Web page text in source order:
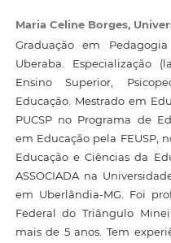
Maria Celine Borges,
Graduação em
Uberaba. Especialização
Ensino Superior,
Educação. Mestrado em
PUCSP no Programa de
em Educação pela FEUSP,
Educação e Ciências da
ASSOCIADA na
em Uberlândia-MG. Foi
Federal do Triângulo
mais de 5 anos. Tem